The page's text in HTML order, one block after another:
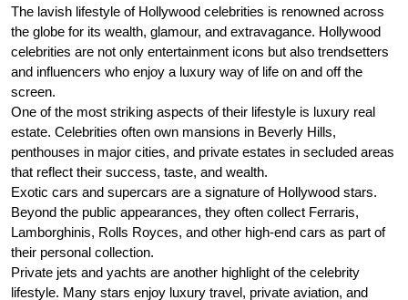
The lavish lifestyle of Hollywood celebrities is renowned across
the globe for its wealth, glamour, and extravagance. Hollywood
celebrities are not only entertainment icons but also trendsetters
and influencers who enjoy a luxury way of life on and off the
screen.
One of the most striking aspects of their lifestyle is luxury real
estate. Celebrities often own mansions in Beverly Hills,
penthouses in major cities, and private estates in secluded areas
that reflect their success, taste, and wealth.
Exotic cars and supercars are a signature of Hollywood stars.
Beyond the public appearances, they often collect Ferraris,
Lamborghinis, Rolls Royces, and other high-end cars as part of
their personal collection.
Private jets and yachts are another highlight of the celebrity
lifestyle. Many stars enjoy luxury travel, private aviation, and